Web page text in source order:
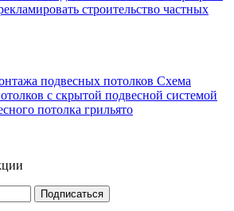
строительство частных
подвесных потолков Схема
с скрытой подвесной системой
потолка грильято
Подписаться